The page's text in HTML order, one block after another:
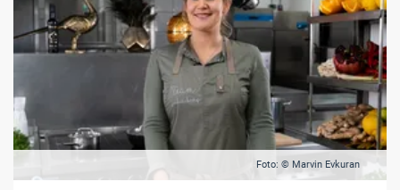
Foto: © Marvin Evkuran